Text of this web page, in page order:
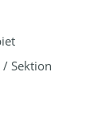
/ Sektion